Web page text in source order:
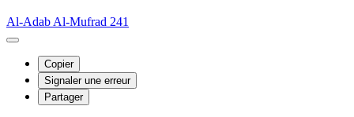
Al-Adab Al-Mufrad 241
Copier
Signaler une erreur
Partager